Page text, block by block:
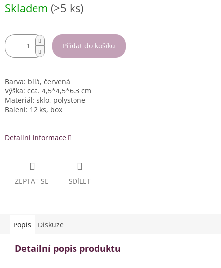
cena:
Skladem (>5 ks)
Přidat do košíku
Barva: bílá, červená
Výška: cca. 4,5*4,5*6,3 cm
Materiál: sklo, polystone
Balení: 12 ks, box
Detailní informace
ZEPTAT SE SDÍLET
Popis Diskuze
Detailní popis produktu